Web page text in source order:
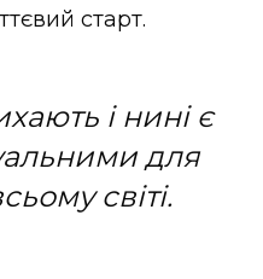
старт.
і нині є
для
світі.